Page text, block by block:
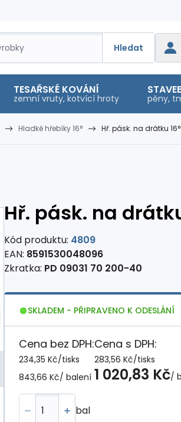
Hledat
TESAŘSKÉ KOVÁNÍ
zemní vruty, kotvící hroty pěny,
Hladké hřebíky 16° Hř. pásk. na drátku
Hř. pásk. na
Kód produktu: 4809
EAN: 8591530048096
Zkratka: PD 09031 70 200-40
SKLADEM - PŘIPRAVENO K ODESLÁNÍ
Cena bez DPH:
234,35 Kč/tisks
843,66 Kč/ balení
Cena s DPH:
283,56 Kč/tisks
1 020,83 Kč/
bal